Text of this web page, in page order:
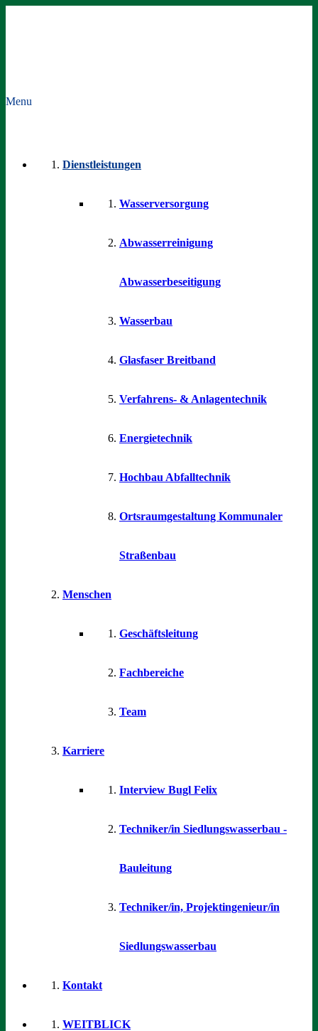
Menu
Dienstleistungen
Wasserversorgung
Abwasserreinigung
Abwasserbeseitigung
Wasserbau
Glasfaser Breitband
Verfahrens- & Anlagentechnik
Energietechnik
Hochbau Abfalltechnik
Ortsraumgestaltung Kommunaler
Straßenbau
Menschen
Geschäftsleitung
Fachbereiche
Team
Karriere
Interview Bugl Felix
Techniker/in Siedlungswasserbau -
Bauleitung
Techniker/in, Projektingenieur/in
Siedlungswasserbau
Kontakt
WEITBLICK